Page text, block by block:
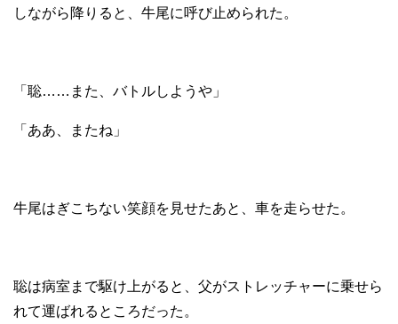
しながら降りると、牛尾に呼び止められた。
「聡……また、バトルしようや」
「ああ、またね」
牛尾はぎこちない笑顔を見せたあと、車を走らせた。
聡は病室まで駆け上がると、父がストレッチャーに乗せら
れて運ばれるところだった。